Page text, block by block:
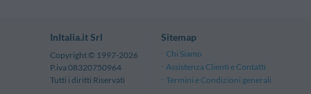
InItalia.it Srl
Copyright © 1997-2026
P.iva 08320750964
Tutti i diritti Riservati
Sitemap
Chi Siamo
Assistenza Clienti e Contatti
Termini e Condizioni generali